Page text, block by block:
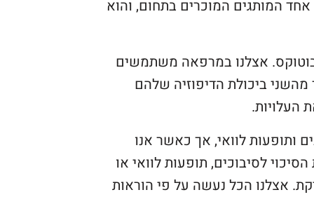
המותגים המוכרים בתחום, והוא
אצלנו במרפאה משתמשים
ביכולת הדיפוזיה שלהם
העלויות.
ותופעות לוואי, אך כאשר אנו
לסיבוכים, תופעות לוואי או
אצלנו הכל נעשה על פי הוראות